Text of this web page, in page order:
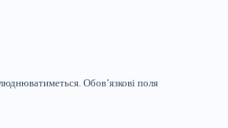
Обов’язкові поля